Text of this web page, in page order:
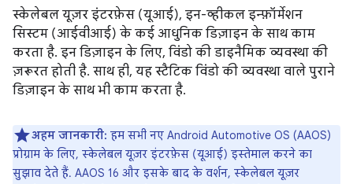
स्केलेबल यूज़र इंटरफ़ेस (यूआई), इन-व्हीकल इन्फ़ॉर्मेशन
सिस्टम (आईवीआई) के कई आधुनिक डिज़ाइन के साथ काम
करता है. इन डिज़ाइन के लिए, विंडो की डाइनैमिक व्यवस्था की
ज़रूरत होती है. साथ ही, यह स्टैटिक विंडो की व्यवस्था वाले पुराने
डिज़ाइन के साथ भी काम करता है.
अहम जानकारी: हम सभी नए Android Automotive OS (AAOS)
प्रोग्राम के लिए, स्केलेबल यूज़र इंटरफ़ेस (यूआई) इस्तेमाल करने का
सुझाव देते हैं. AAOS 16 और इसके बाद के वर्शन, स्केलेबल यूज़र